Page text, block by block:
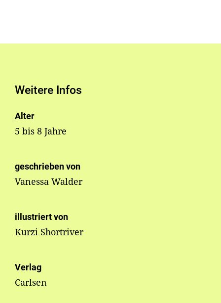
Weitere Infos
Alter
5 bis 8 Jahre
geschrieben von
Vanessa Walder
illustriert von
Kurzi Shortriver
Verlag
Carlsen